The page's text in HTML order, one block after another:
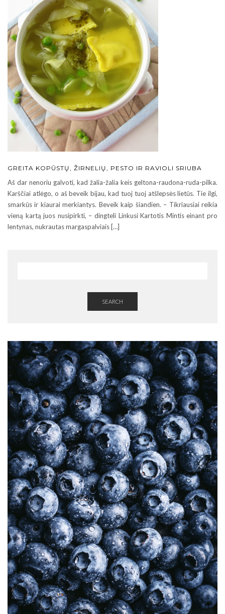
GREITA KOPŪSTŲ, ŽIRNELIŲ, PESTO IR RAVIOLI SRIUBA
Aš dar nenoriu galvoti, kad žalia-žalia keis geltona-raudona-ruda-pilka.
Karščiai atlėgo, o aš beveik bijau, kad tuoj tuoj atšlepsės lietūs. Tie ilgi,
smarkūs ir kiaurai merkiantys. Beveik kaip šiandien. – Tikriausiai reikia
vieną kartą juos nusipirkti, – dingteli Linkusi Kartotis Mintis einant pro
lentynas, nukrautas margaspalviais […]
SEARCH